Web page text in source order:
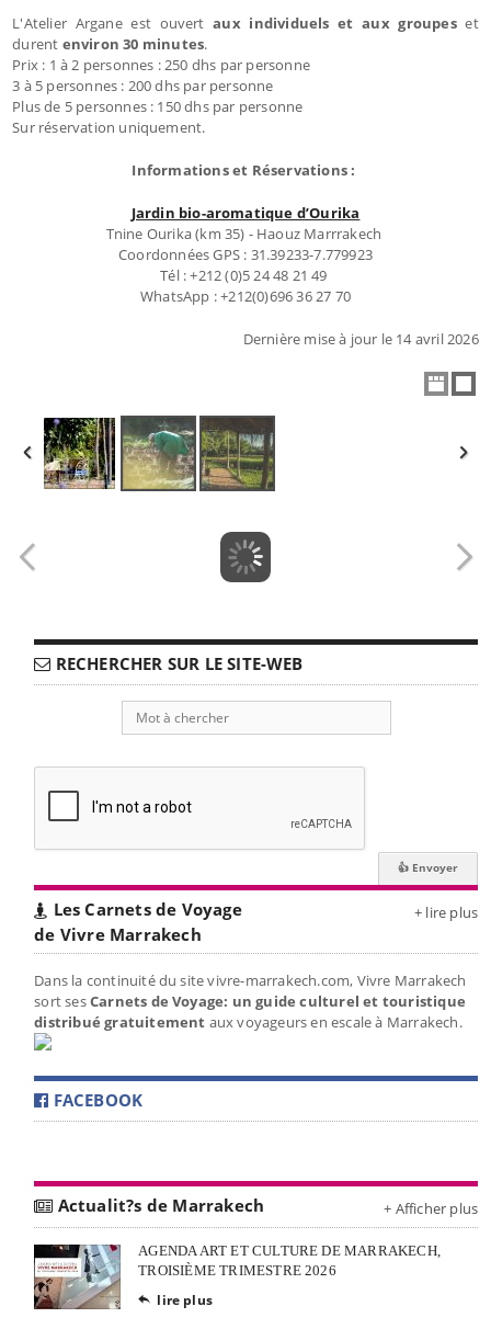
L'Atelier Argane est ouvertaux individuels et aux groupeset
durent environ 30 minutes.
Prix : 1 à 2 personnes : 250 dhs par personne
3 à 5 personnes : 200 dhs par personne
Plus de 5 personnes : 150 dhs par personne
Sur réservation uniquement.
Informations et Réservations :
Jardin bio-aromatique d’Ourika
Tnine Ourika (km 35) - Haouz Marrrakech
Coordonnées GPS : 31.39233-7.779923
Tél : +212 (0)5 24 48 21 49
WhatsApp : +212(0)696 36 27 70
Dernière mise à jour le 14 avril 2026
RECHERCHER SUR LE SITE-WEB
Les Carnets de Voyage
de Vivre Marrakech
+ lire plus
Dans la continuité du site vivre-marrakech.com, Vivre Marrakech
sort sesCarnets de Voyage: un guide culturel et touristique
distribué gratuitement aux voyageurs en escale à Marrakech.
FACEBOOK
Actualit?s de Marrakech + Afficher plus
AGENDA ART ET CULTURE DE MARRAKECH,
TROISIÈME TRIMESTRE 2026
 lire plus